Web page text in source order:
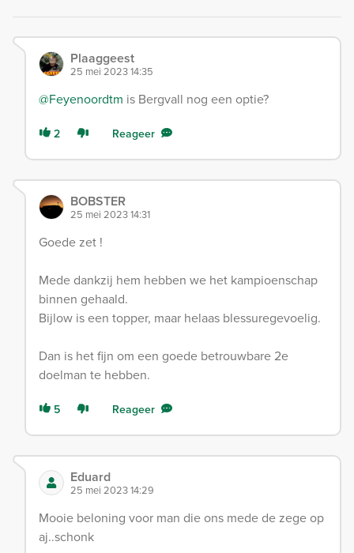
Plaaggeest
25 mei 2023 14:35
@Feyenoordtm is Bergvall nog een optie?
2 Reageer
BOBSTER
25 mei 2023 14:31
Goede zet !
Mede dankzij hem hebben we het kampioenschap
binnen gehaald.
Bijlow is een topper, maar helaas blessuregevoelig.
Dan is het fijn om een goede betrouwbare 2e
doelman te hebben.
5 Reageer
Eduard
25 mei 2023 14:29
Mooie beloning voor man die ons mede de zege op
aj..schonk